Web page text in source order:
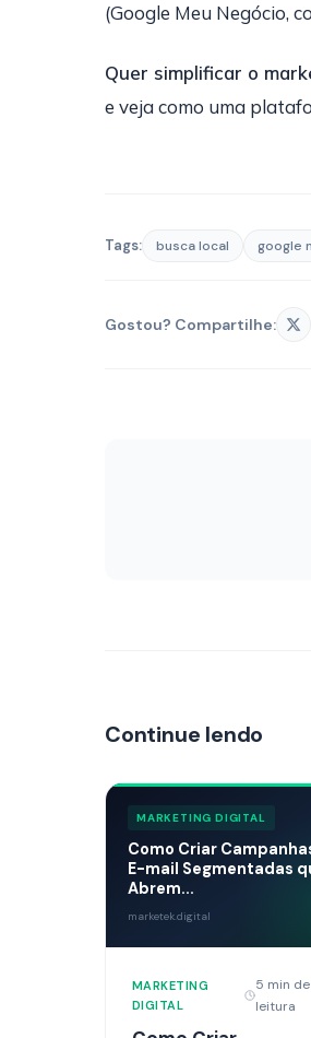
(Google Meu Negócio,
Quer simplificar o
e veja como uma
Tags: busca local google
Gostou? Compartilhe:
Continue lendo
MARKETING DIGITAL
Como Criar
E-mail Segmentadas
Abrem...
marketek.digital
MARKETING
DIGITAL
5 min de
leitura